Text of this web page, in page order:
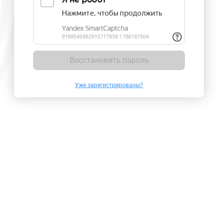
Восстановить пароль
Уже зарегистрированы?